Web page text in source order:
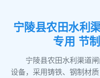
宁陵县农田水利
专用 节
宁陵县农田水利渠道
设备，采用铸铁、钢制材